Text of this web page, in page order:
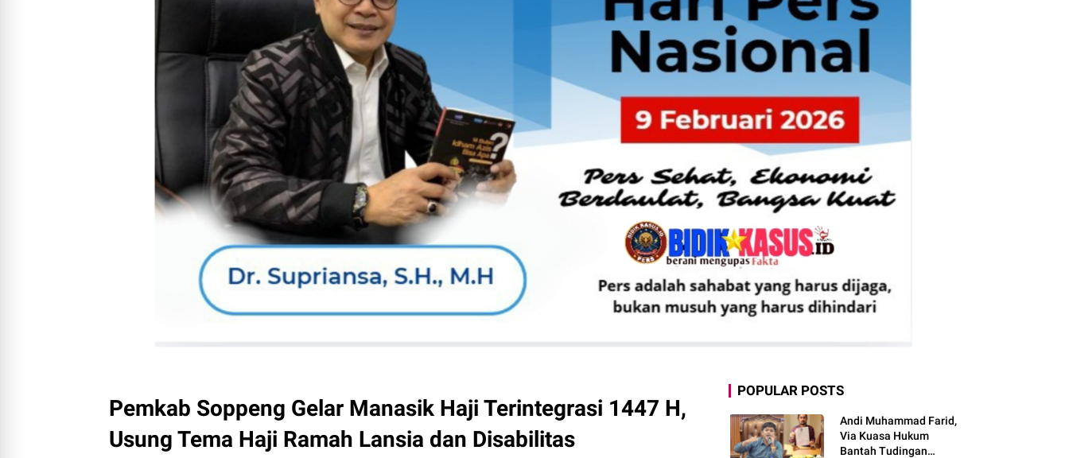
Pemkab Soppeng Gelar Manasik Haji Terintegrasi 1447 H,
Usung Tema Haji Ramah Lansia dan Disabilitas
POPULAR POSTS
Andi Muhammad Farid,
Via Kuasa Hukum
Bantah Tudingan